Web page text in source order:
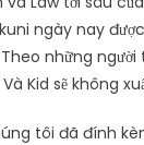
ngày nay
những
Kid sẽ không
tôi đã đính